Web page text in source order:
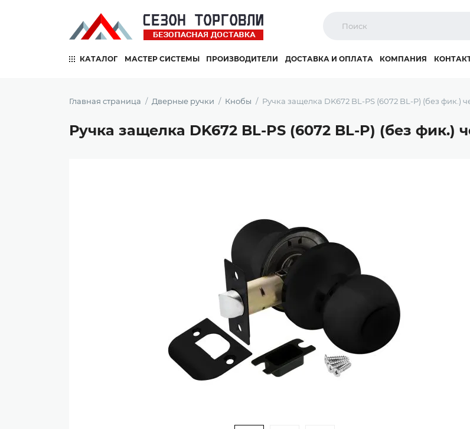
КАТАЛОГ МАСТЕР СИСТЕМЫ ПРОИЗВОДИТЕЛИ ДОСТАВКА И ОПЛАТА КОМПАНИЯ
Главная страница Дверные ручки Кнобы Ручка защелка DK672 BL-PS (6072 BL-P) (без фик.)
Ручка защелка DK672 BL-PS (6072 BL-P) (без фик.)